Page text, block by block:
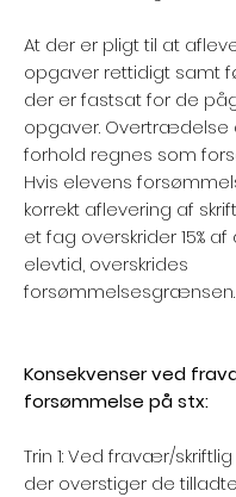
At der er pligt til at
opgaver rettidigt samt
der er fastsat for de
opgaver. Overtrædelse
forhold regnes som
Hvis elevens
korrekt aflevering af
et fag overskrider 15%
elevtid, overskrides
forsømmelsesgrænsen.
Konsekvenser ved
forsømmelse på stx:
Trin 1: Ved fravær/
der overstiger de